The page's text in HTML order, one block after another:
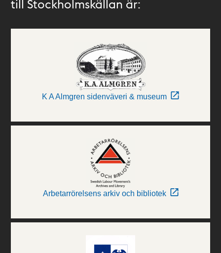
till Stockholmskällan är:
K A Almgren sidenväveri & museum
Arbetarrörelsens arkiv och bibliotek